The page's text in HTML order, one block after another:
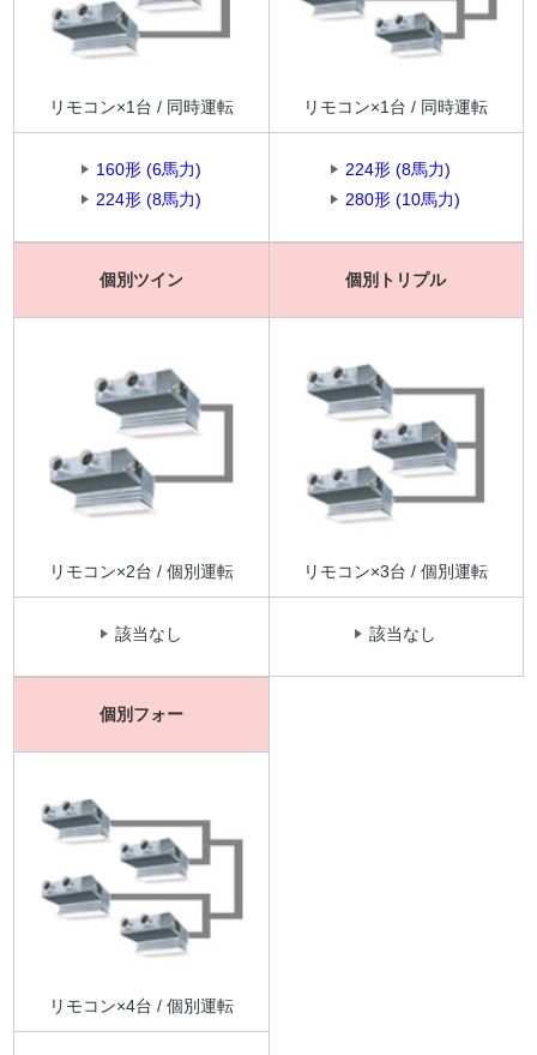
リモコン×1台 / 同時運転
160形 (6馬力)
224形 (8馬力)
リモコン×1台 / 同時運転
224形 (8馬力)
280形 (10馬力)
個別ツイン
リモコン×2台 / 個別運転
該当なし
個別トリプル
リモコン×3台 / 個別運転
該当なし
個別フォー
リモコン×4台 / 個別運転